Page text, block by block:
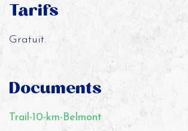
Tarifs
Gratuit.
Documents
Trail-10-km-Belmont